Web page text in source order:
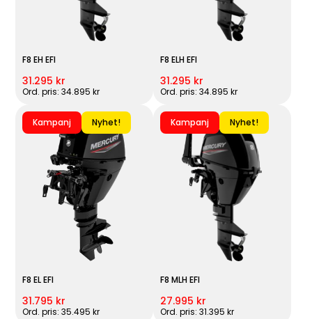
F8 EH EFI
31.295 kr
Ord. pris: 34.895 kr
F8 ELH EFI
31.295 kr
Ord. pris: 34.895 kr
Kampanj Nyhet!
F8 EL EFI
31.795 kr
Ord. pris: 35.495 kr
Kampanj Nyhet!
F8 MLH EFI
27.995 kr
Ord. pris: 31.395 kr